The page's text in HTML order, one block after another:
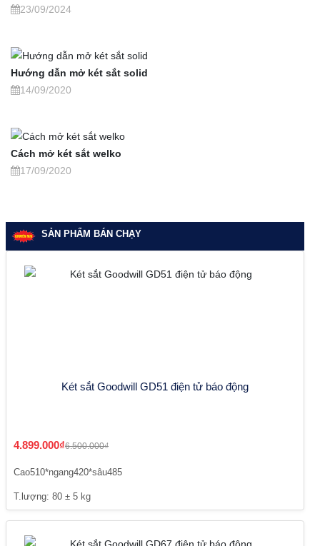
23/09/2024
Hướng dẫn mở két sắt solid
14/09/2020
Cách mở két sắt welko
17/09/2020
SẢN PHẨM BÁN CHẠY
Két sắt Goodwill GD51 điện tử báo động
4.899.000₫6.500.000₫
Cao510*ngang420*sâu485
T.lượng: 80 ± 5 kg